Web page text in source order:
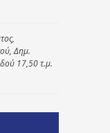
Δημ.
17,50 τ.μ.